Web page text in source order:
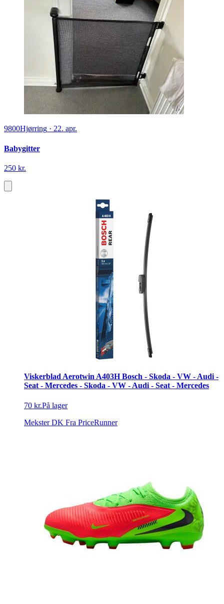
9800Hjørring · 22. apr.
Babygitter
250 kr.
Viskerblad Aerotwin A403H Bosch - Skoda - VW - Audi -
Seat - Mercedes - Skoda - VW - Audi - Seat - Mercedes
70 kr.På lager
Mekster DK Fra PriceRunner